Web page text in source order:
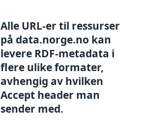
Alle URL-er til ressurser
på data.norge.no kan
levere RDF-metadata i
flere ulike formater,
avhengig av hvilken
Accept header man
sender med.